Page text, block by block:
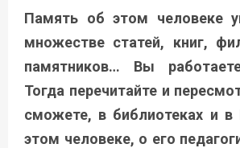
Память об этом человеке
множестве статей, книг,
памятников… Вы
Тогда перечитайте и
сможете, в библиотеках и в
этом человеке, о его